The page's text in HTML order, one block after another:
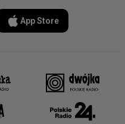
App Store